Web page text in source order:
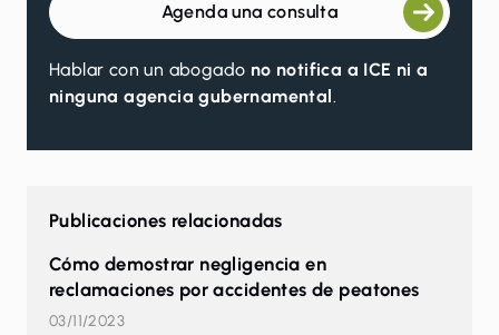
Agenda una consulta
Hablar con un abogado no notifica a ICE ni a
ninguna agencia gubernamental.
Publicaciones relacionadas
Cómo demostrar negligencia en
reclamaciones por accidentes de peatones
03/11/2023